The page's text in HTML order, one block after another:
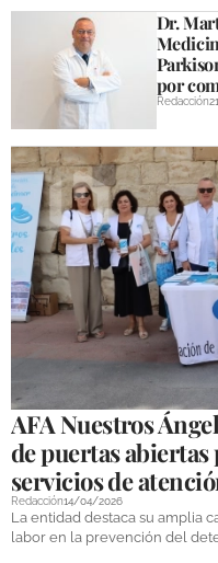
Dr.
por
Redacción
AFA Nuestros
de puertas abiertas
servicios de
Redacción14/04/2026
La entidad destaca su amplia
labor en la prevención del